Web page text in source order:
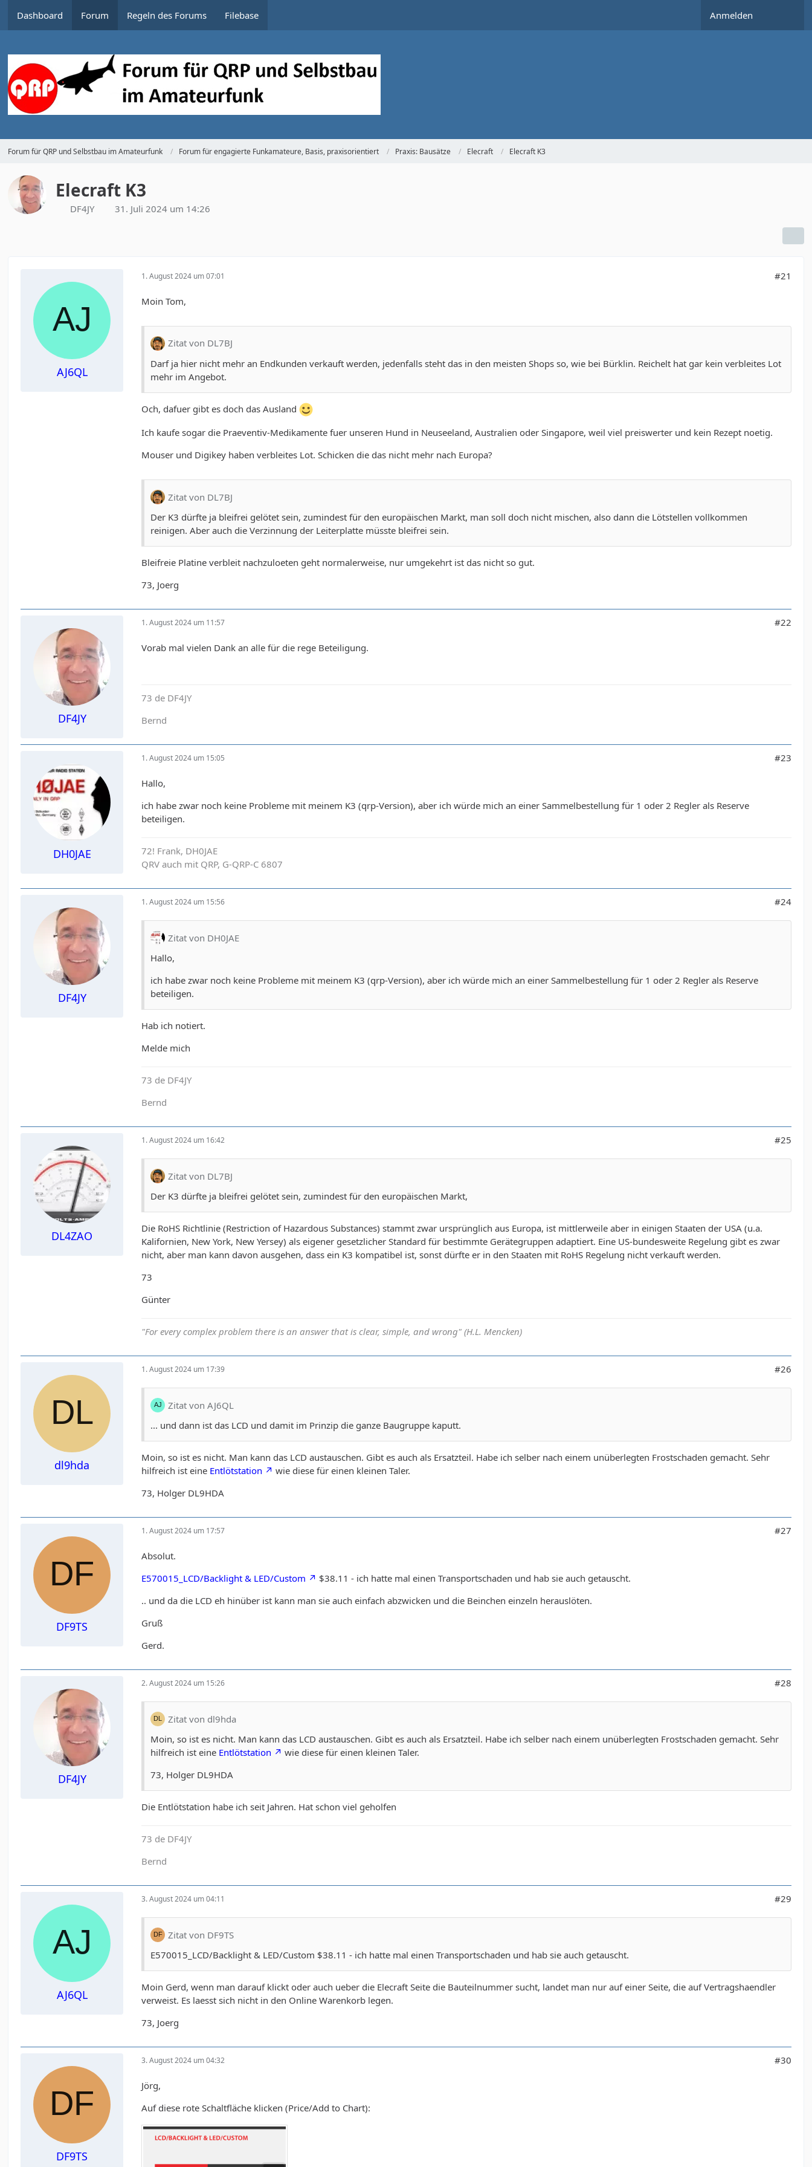
Dashboard Forum Regeln des Forums Filebase Anmelden
Forum für QRP und Selbstbau im Amateurfunk Forum für engagierte Funkamateure, Basis, praxisorientiert Praxis: Bausätze Elecraft Elecraft K3
Elecraft K3
DF4JY 31. Juli 2024 um 14:26
AJ6QL
1. August 2024 um 07:01 #21
Moin Tom,
Zitat von DL7BJ
Darf ja hier nicht mehr an Endkunden verkauft werden, jedenfalls steht das in den meisten Shops so, wie bei Bürklin. Reichelt hat gar kein verbleites Lot
mehr im Angebot.
Och, dafuer gibt es doch das Ausland
Ich kaufe sogar die Praeventiv-Medikamente fuer unseren Hund in Neuseeland, Australien oder Singapore, weil viel preiswerter und kein Rezept noetig.
Mouser und Digikey haben verbleites Lot. Schicken die das nicht mehr nach Europa?
Zitat von DL7BJ
Der K3 dürfte ja bleifrei gelötet sein, zumindest für den europäischen Markt, man soll doch nicht mischen, also dann die Lötstellen vollkommen
reinigen. Aber auch die Verzinnung der Leiterplatte müsste bleifrei sein.
Bleifreie Platine verbleit nachzuloeten geht normalerweise, nur umgekehrt ist das nicht so gut.
73, Joerg
DF4JY
1. August 2024 um 11:57 #22
Vorab mal vielen Dank an alle für die rege Beteiligung.
73 de DF4JY
Bernd
DH0JAE
1. August 2024 um 15:05 #23
Hallo,
ich habe zwar noch keine Probleme mit meinem K3 (qrp-Version), aber ich würde mich an einer Sammelbestellung für 1 oder 2 Regler als Reserve
beteiligen.
72! Frank, DH0JAE
QRV auch mit QRP, G-QRP-C 6807
DF4JY
1. August 2024 um 15:56 #24
Zitat von DH0JAE
Hallo,
ich habe zwar noch keine Probleme mit meinem K3 (qrp-Version), aber ich würde mich an einer Sammelbestellung für 1 oder 2 Regler als Reserve
beteiligen.
Hab ich notiert.
Melde mich
73 de DF4JY
Bernd
DL4ZAO
1. August 2024 um 16:42 #25
Zitat von DL7BJ
Der K3 dürfte ja bleifrei gelötet sein, zumindest für den europäischen Markt,
Die RoHS Richtlinie (Restriction of Hazardous Substances) stammt zwar ursprünglich aus Europa, ist mittlerweile aber in einigen Staaten der USA (u.a.
Kalifornien, New York, New Yersey) als eigener gesetzlicher Standard für bestimmte Gerätegruppen adaptiert. Eine US-bundesweite Regelung gibt es zwar
nicht, aber man kann davon ausgehen, dass ein K3 kompatibel ist, sonst dürfte er in den Staaten mit RoHS Regelung nicht verkauft werden.
73
Günter
"For every complex problem there is an answer that is clear, simple, and wrong" (H.L. Mencken)
dl9hda
1. August 2024 um 17:39 #26
Zitat von AJ6QL
... und dann ist das LCD und damit im Prinzip die ganze Baugruppe kaputt.
Moin, so ist es nicht. Man kann das LCD austauschen. Gibt es auch als Ersatzteil. Habe ich selber nach einem unüberlegten Frostschaden gemacht. Sehr
hilfreich ist eine Entlötstation
wie diese für einen kleinen Taler.
73, Holger DL9HDA
DF9TS
1. August 2024 um 17:57 #27
Absolut.
E570015_LCD/Backlight & LED/Custom
$38.11 - ich hatte mal einen Transportschaden und hab sie auch getauscht.
.. und da die LCD eh hinüber ist kann man sie auch einfach abzwicken und die Beinchen einzeln herauslöten.
Gruß
Gerd.
DF4JY
2. August 2024 um 15:26 #28
Zitat von dl9hda
Moin, so ist es nicht. Man kann das LCD austauschen. Gibt es auch als Ersatzteil. Habe ich selber nach einem unüberlegten Frostschaden gemacht. Sehr
hilfreich ist eine Entlötstation
wie diese für einen kleinen Taler.
73, Holger DL9HDA
Die Entlötstation habe ich seit Jahren. Hat schon viel geholfen
73 de DF4JY
Bernd
AJ6QL
3. August 2024 um 04:11 #29
Zitat von DF9TS
E570015_LCD/Backlight & LED/Custom $38.11 - ich hatte mal einen Transportschaden und hab sie auch getauscht.
Moin Gerd, wenn man darauf klickt oder auch ueber die Elecraft Seite die Bauteilnummer sucht, landet man nur auf einer Seite, die auf Vertragshaendler
verweist. Es laesst sich nicht in den Online Warenkorb legen.
73, Joerg
DF9TS
3. August 2024 um 04:32 #30
Jörg,
Auf diese rote Schaltfläche klicken (Price/Add to Chart):